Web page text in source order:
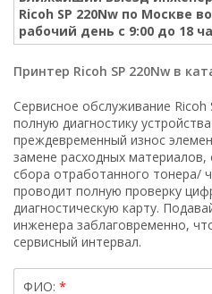
Ricoh SP 220Nw по Москве
рабочий день с 9:00 до 18
Принтер Ricoh SP 220Nw в
Сервисное обслуживание Ricoh
полную диагностику
преждевременный износ
замене расходных материалов,
сбора отработанного тонера/
проводит полную проверку
диагностическую карту.
инженера заблаговременно,
сервисный интервал.
ФИО: